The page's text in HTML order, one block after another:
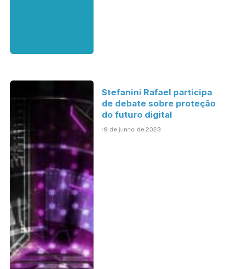
Stefanini Rafael participa
de debate sobre proteção
do futuro digital
19 de junho de 2023